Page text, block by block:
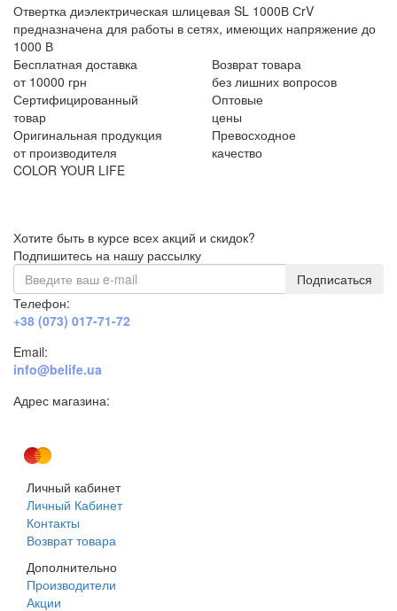
Отвертка диэлектрическая шлицевая SL 1000В СrV
предназначена для работы в сетях, имеющих напряжение до
1000 В
Бесплатная доставка
от 10000 грн
Возврат товара
без лишних вопросов
Сертифицированный
товар
Оптовые
цены
Оригинальная продукция
от производителя
Превосходное
качество
COLOR YOUR LIFE
Хотите быть в курсе всех акций и скидок?
Подпишитесь на нашу рассылку
Подписаться
Телефон:
+38 (073) 017-71-72
Email:
info@belife.ua
Адрес магазина:
Личный кабинет
Личный Кабинет
Контакты
Возврат товара
Дополнительно
Производители
Акции